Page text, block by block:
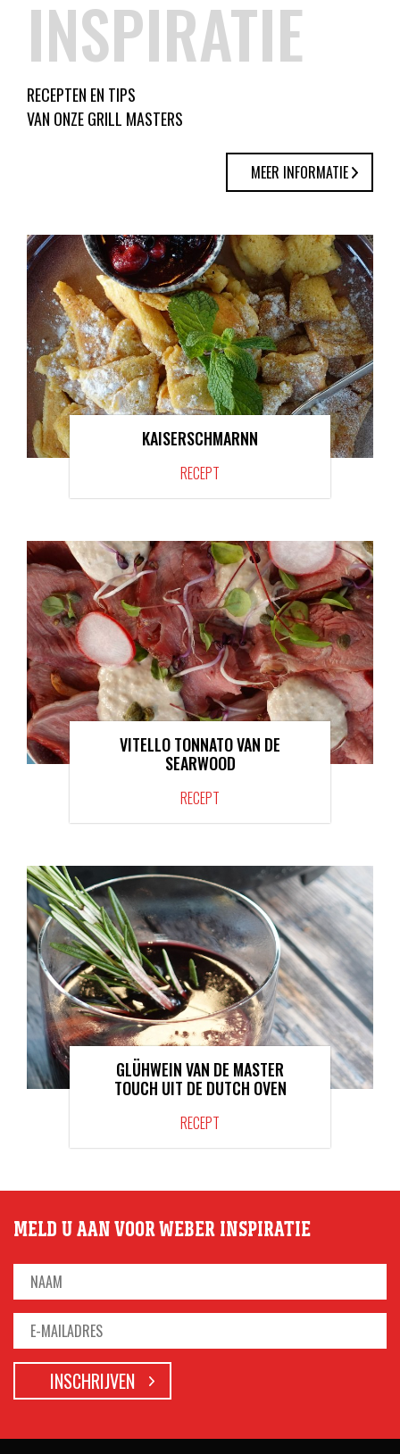
INSPIRATIE
RECEPTEN EN TIPS
VAN ONZE GRILL MASTERS
MEER INFORMATIE
KAISERSCHMARNN
RECEPT
VITELLO TONNATO VAN DE
SEARWOOD
RECEPT
GLÜHWEIN VAN DE MASTER
TOUCH UIT DE DUTCH OVEN
RECEPT
MELD U AAN VOOR WEBER INSPIRATIE